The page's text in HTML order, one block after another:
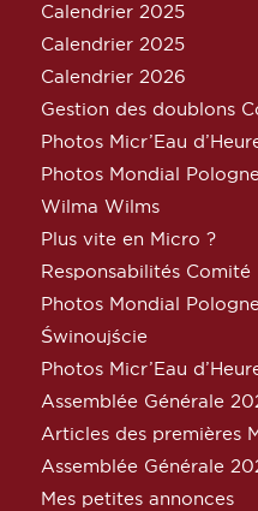
Calendrier 2025
Calendrier 2025
Calendrier 2026
Gestion des doublons
Photos Micr’Eau
Photos Mondial
Wilma Wilms
Plus vite en Micro ?
Responsabilités Comité
Photos Mondial
Świnoujście
Photos Micr’Eau
Assemblée Générale
Articles des premières
Assemblée Générale
Mes petites annonces